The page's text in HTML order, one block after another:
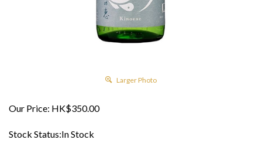
Larger Photo
Our Price: HK$350.00
Stock Status:In Stock